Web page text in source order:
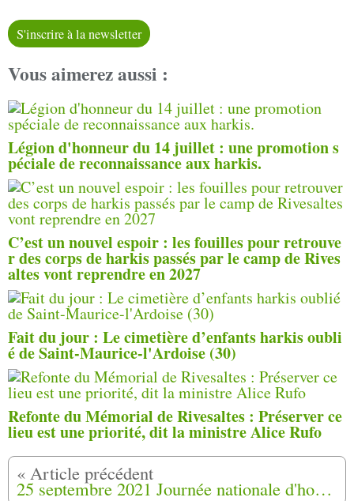
S'inscrire à la newsletter
Vous aimerez aussi :
Légion d'honneur du 14 juillet : une promotion s
péciale de reconnaissance aux harkis.
C’est un nouvel espoir : les fouilles pour retrouve
r des corps de harkis passés par le camp de Rives
altes vont reprendre en 2027
Fait du jour : Le cimetière d’enfants harkis oubli
é de Saint-Maurice-l'Ardoise (30)
Refonte du Mémorial de Rivesaltes : Préserver ce
lieu est une priorité, dit la ministre Alice Rufo
25 septembre 2021 Journée nationale d'hommage aux harkis à Cannes et Carros (06)